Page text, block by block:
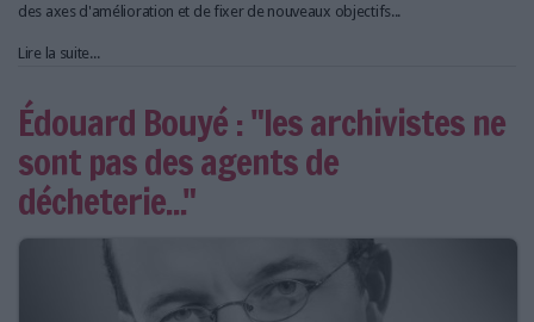
des axes d'amélioration et de fixer de nouveaux objectifs...
Lire la suite...
Édouard Bouyé : "les archivistes ne
sont pas des agents de
décheterie..."